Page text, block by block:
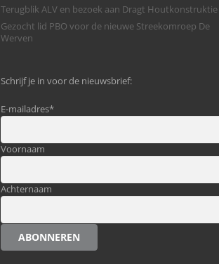
Terugblik ALV en bezoek aan Dragt Houtkonstruktie
Gezocht lid PBO voor de nieuwe Streekomroep De
Werven
Schrijf je in voor de nieuwsbrief:
E-mailadres*
Voornaam
Achternaam
ABONNEREN